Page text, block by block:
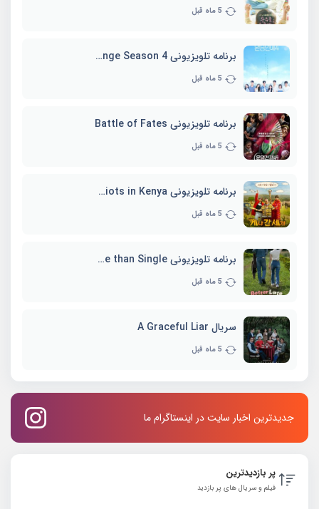
5 ماه قبل
برنامه تلویزیونی EXchange Season 4
5 ماه قبل
برنامه تلویزیونی Battle of Fates
5 ماه قبل
برنامه تلویزیونی Three Idiots in Kenya
5 ماه قبل
برنامه تلویزیونی Better Late than Single
5 ماه قبل
سریال A Graceful Liar
5 ماه قبل
جدیدترین اخبار سایت در اینستاگرام ما
پر بازدیدترین
فیلم و سریال های پر بازدید